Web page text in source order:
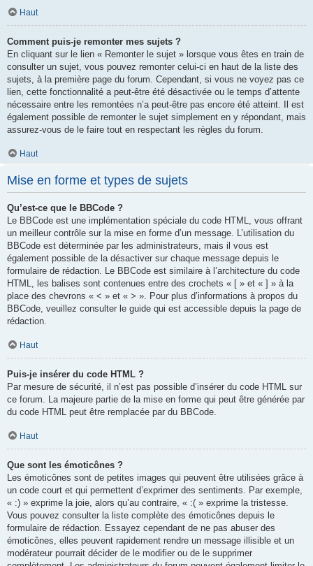
Haut
Comment puis-je remonter mes sujets ?
En cliquant sur le lien « Remonter le sujet » lorsque vous êtes en train de
consulter un sujet, vous pouvez remonter celui-ci en haut de la liste des
sujets, à la première page du forum. Cependant, si vous ne voyez pas ce
lien, cette fonctionnalité a peut-être été désactivée ou le temps d’attente
nécessaire entre les remontées n’a peut-être pas encore été atteint. Il est
également possible de remonter le sujet simplement en y répondant, mais
assurez-vous de le faire tout en respectant les règles du forum.
Haut
Mise en forme et types de sujets
Qu’est-ce que le BBCode ?
Le BBCode est une implémentation spéciale du code HTML, vous offrant
un meilleur contrôle sur la mise en forme d’un message. L’utilisation du
BBCode est déterminée par les administrateurs, mais il vous est
également possible de la désactiver sur chaque message depuis le
formulaire de rédaction. Le BBCode est similaire à l’architecture du code
HTML, les balises sont contenues entre des crochets « [ » et « ] » à la
place des chevrons « < » et « > ». Pour plus d’informations à propos du
BBCode, veuillez consulter le guide qui est accessible depuis la page de
rédaction.
Haut
Puis-je insérer du code HTML ?
Par mesure de sécurité, il n’est pas possible d’insérer du code HTML sur
ce forum. La majeure partie de la mise en forme qui peut être générée par
du code HTML peut être remplacée par du BBCode.
Haut
Que sont les émoticônes ?
Les émoticônes sont de petites images qui peuvent être utilisées grâce à
un code court et qui permettent d’exprimer des sentiments. Par exemple,
« :) » exprime la joie, alors qu’au contraire, « :( » exprime la tristesse.
Vous pouvez consulter la liste complète des émoticônes depuis le
formulaire de rédaction. Essayez cependant de ne pas abuser des
émoticônes, elles peuvent rapidement rendre un message illisible et un
modérateur pourrait décider de le modifier ou de le supprimer